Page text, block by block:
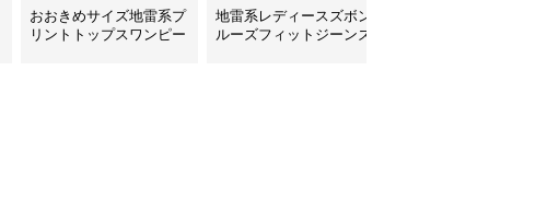
おおきめサイズ地雷系プ
リントトップスワンピー
地雷系レディースズボン
ルーズフィットジーンズ